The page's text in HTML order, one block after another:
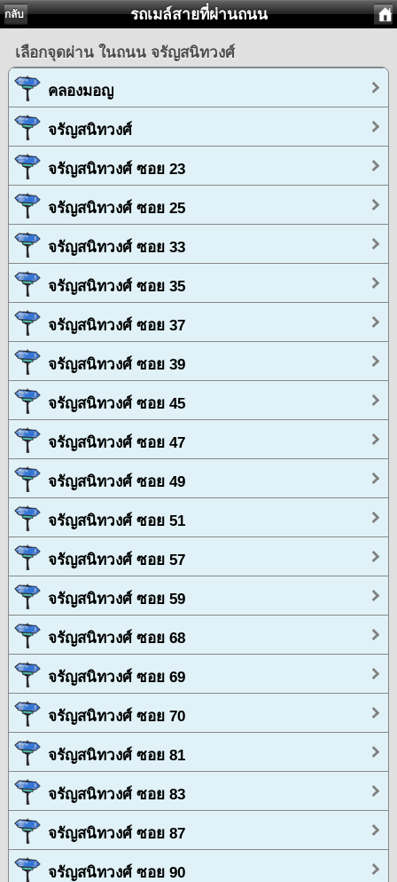
กลับ รถเมล์สายที่ผ่านถนน
เลือกจุดผ่าน ในถนน จรัญสนิทวงศ์
คลองมอญ
จรัญสนิทวงศ์
จรัญสนิทวงศ์ ซอย 23
จรัญสนิทวงศ์ ซอย 25
จรัญสนิทวงศ์ ซอย 33
จรัญสนิทวงศ์ ซอย 35
จรัญสนิทวงศ์ ซอย 37
จรัญสนิทวงศ์ ซอย 39
จรัญสนิทวงศ์ ซอย 45
จรัญสนิทวงศ์ ซอย 47
จรัญสนิทวงศ์ ซอย 49
จรัญสนิทวงศ์ ซอย 51
จรัญสนิทวงศ์ ซอย 57
จรัญสนิทวงศ์ ซอย 59
จรัญสนิทวงศ์ ซอย 68
จรัญสนิทวงศ์ ซอย 69
จรัญสนิทวงศ์ ซอย 70
จรัญสนิทวงศ์ ซอย 81
จรัญสนิทวงศ์ ซอย 83
จรัญสนิทวงศ์ ซอย 87
จรัญสนิทวงศ์ ซอย 90